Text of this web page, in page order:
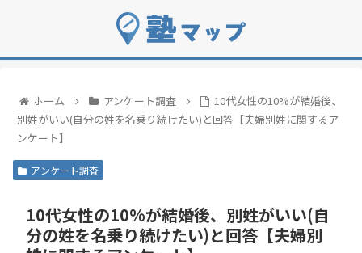
ホーム アンケート調査
10代女性の10%が結婚後、
別姓がいい(自分の姓を名乗り続けたい)と回答【夫婦別姓に関するア
ンケート】
アンケート調査
10代女性の10%が結婚後、別姓がいい(自
分の姓を名乗り続けたい)と回答【夫婦別